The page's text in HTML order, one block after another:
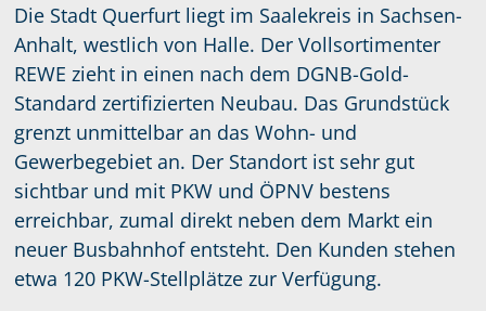
Die Stadt Querfurt liegt im Saalekreis in Sachsen-
Anhalt, westlich von Halle. Der Vollsortimenter
REWE zieht in einen nach dem DGNB-Gold-
Standard zertifizierten Neubau. Das Grundstück
grenzt unmittelbar an das Wohn- und
Gewerbegebiet an. Der Standort ist sehr gut
sichtbar und mit PKW und ÖPNV bestens
erreichbar, zumal direkt neben dem Markt ein
neuer Busbahnhof entsteht. Den Kunden stehen
etwa 120 PKW-Stellplätze zur Verfügung.